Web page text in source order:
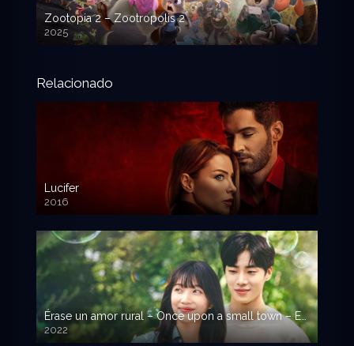
Zootopia 2 – Zootropolis 2
2025
720p HD
Relacionado
Lucifer
2016
Érase un amor rural – Once upon a small town – Erase un amor rural
2022